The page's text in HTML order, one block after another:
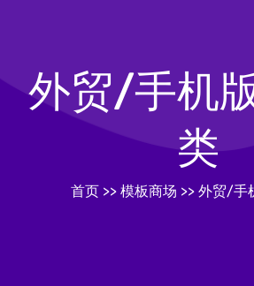
外贸/手机
类
首页 >> 模板商场 >> 外贸/手